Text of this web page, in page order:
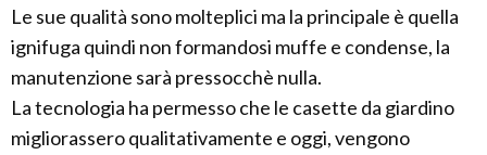
Le sue qualità sono molteplici ma la principale è quella
ignifuga quindi non formandosi muffe e condense, la
manutenzione sarà pressocchè nulla.
La tecnologia ha permesso che le casette da giardino
migliorassero qualitativamente e oggi, vengono